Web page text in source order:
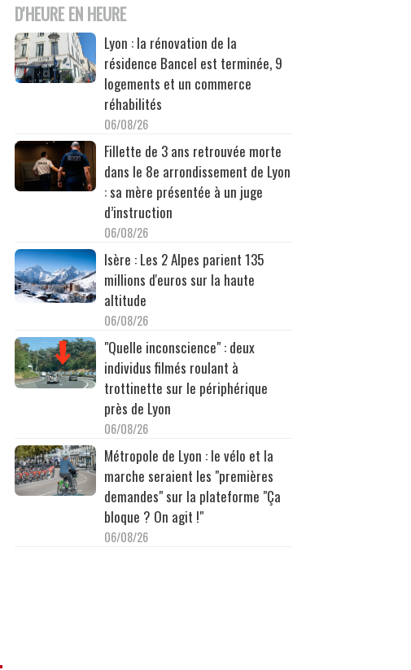
D'HEURE EN HEURE
Lyon : la rénovation de la
résidence Bancel est terminée, 9
logements et un commerce
réhabilités
06/08/26
Fillette de 3 ans retrouvée morte
dans le 8e arrondissement de Lyon
: sa mère présentée à un juge
d’instruction
06/08/26
Isère : Les 2 Alpes parient 135
millions d'euros sur la haute
altitude
06/08/26
"Quelle inconscience" : deux
individus filmés roulant à
trottinette sur le périphérique
près de Lyon
06/08/26
Métropole de Lyon : le vélo et la
marche seraient les "premières
demandes" sur la plateforme "Ça
bloque ? On agit !"
06/08/26